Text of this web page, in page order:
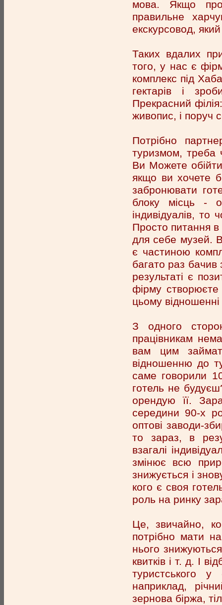
мова. Якщо про
правильне
екскурсовод,
Таких вдалих
того, у нас є
комплекс під
гектарів і
Прекрасний
живопис, і поруч
Потрібно
туризмом, треба
Ви Можете
якщо ви хочете
забронювати
блоку місць -
індивідуалів,
Просто питання в
для себе музей.
є частиною
багато раз бачив
результаті є
фірму
цьому відношенні
З одного
працівникам
вам цим
відношенню до
саме говорили
готель не
орендую її.
середини 90-х
оптові заводи-
то зараз, в
взагалі
змінює всю
знижується і
кого є своя
роль на ринку
Це, звичайно,
потрібно мати
нього знижуються
квитків і т. д. І
туристського у
наприклад,
зернова біржа,